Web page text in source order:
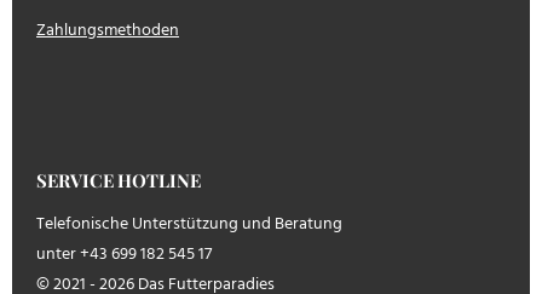
Zahlungsmethoden
SERVICE HOTLINE
Telefonische Unterstützung und Beratung
unter +43 699 182 545 17
© 2021 - 2026 Das Futterparadies